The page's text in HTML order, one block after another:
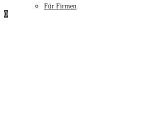
0
Für Firmen